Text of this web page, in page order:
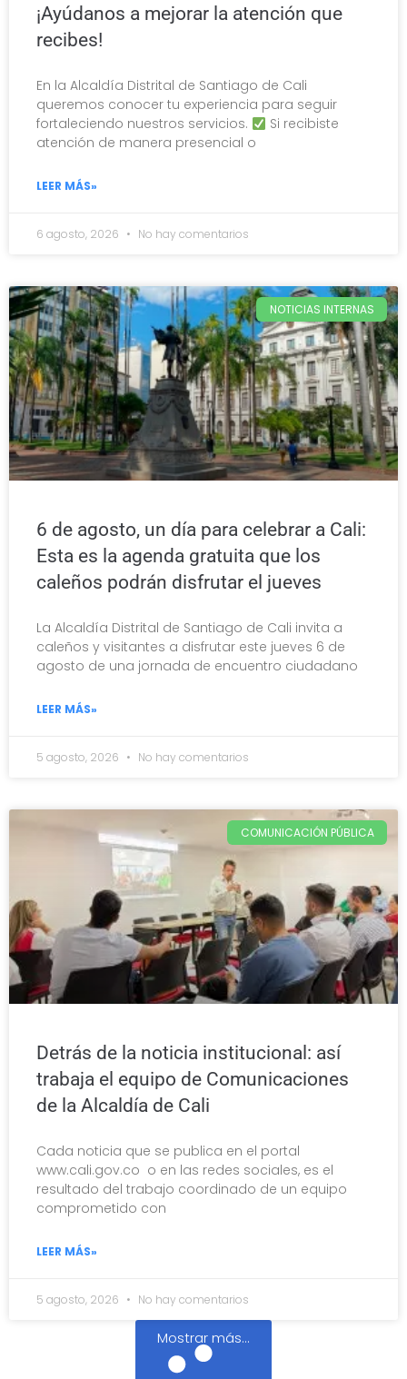
¡Ayúdanos a mejorar la atención que
recibes!
En la Alcaldía Distrital de Santiago de Cali
queremos conocer tu experiencia para seguir
fortaleciendo nuestros servicios.
Si recibiste
atención de manera presencial o
LEER MÁS»
6 agosto, 2026 No hay comentarios
NOTICIAS INTERNAS
6 de agosto, un día para celebrar a Cali:
Esta es la agenda gratuita que los
caleños podrán disfrutar el jueves
La Alcaldía Distrital de Santiago de Cali invita a
caleños y visitantes a disfrutar este jueves 6 de
agosto de una jornada de encuentro ciudadano
LEER MÁS»
5 agosto, 2026 No hay comentarios
COMUNICACIÓN PÚBLICA
Detrás de la noticia institucional: así
trabaja el equipo de Comunicaciones
de la Alcaldía de Cali
Cada noticia que se publica en el portal
www.cali.gov.co o en las redes sociales, es el
resultado del trabajo coordinado de un equipo
comprometido con
LEER MÁS»
5 agosto, 2026 No hay comentarios
Mostrar más...